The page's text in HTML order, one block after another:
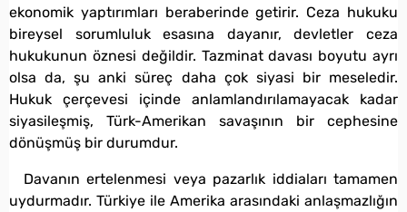
ekonomik yaptırımları beraberinde getirir. Ceza hukuku
bireysel sorumluluk esasına dayanır, devletler ceza
hukukunun öznesi değildir. Tazminat davası boyutu ayrı
olsa da, şu anki süreç daha çok siyasi bir meseledir.
Hukuk çerçevesi içinde anlamlandırılamayacak kadar
siyasileşmiş, Türk-Amerikan savaşının bir cephesine
dönüşmüş bir durumdur.
Davanın ertelenmesi veya pazarlık iddiaları tamamen
uydurmadır. Türkiye ile Amerika arasındaki anlaşmazlığın